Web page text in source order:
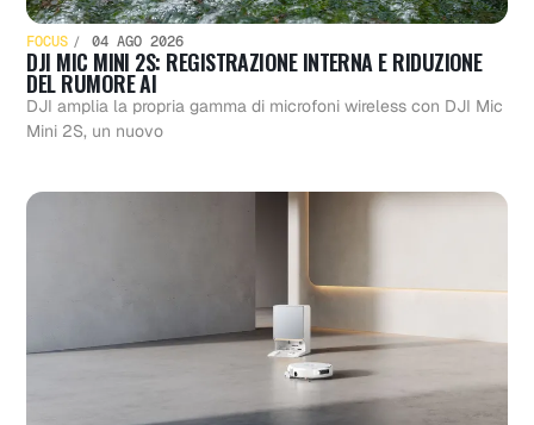
FOCUS 04 AGO 2026
DJI MIC MINI 2S: REGISTRAZIONE INTERNA E RIDUZIONE
DEL RUMORE AI
DJI amplia la propria gamma di microfoni wireless con DJI Mic
Mini 2S, un nuovo